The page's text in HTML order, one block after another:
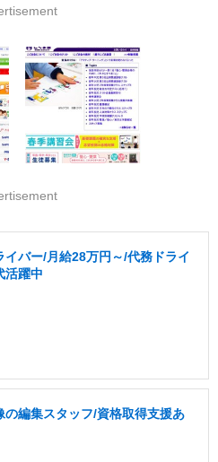
バー/月給28万円～/代務ドライ
活躍中
の編集スタッフ/資格取得支援あ